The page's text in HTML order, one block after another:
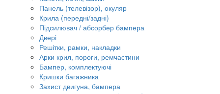
Панель (телевізор), окуляр
Крила (передні/задні)
Підсилювач / абсорбер бампера
Двері
Решітки, рамки, накладки
Арки крил, пороги, ремчастини
Бампер, комплектуючі
Кришки багажника
Захист двигуна, бампера